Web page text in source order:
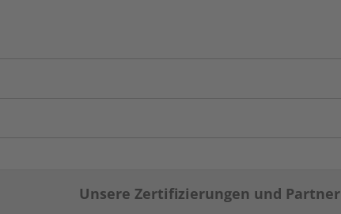
Unsere Zertifizierungen und Partner